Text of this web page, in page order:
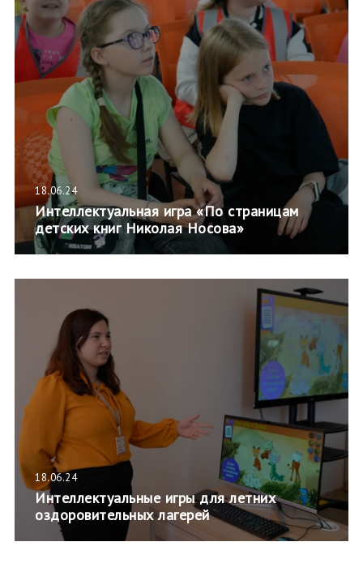
18.06.24
Интеллектуальная игра «По страницам
детских книг Николая Носова»
18.06.24
Интеллектуальные игры для летних
оздоровительных лагерей